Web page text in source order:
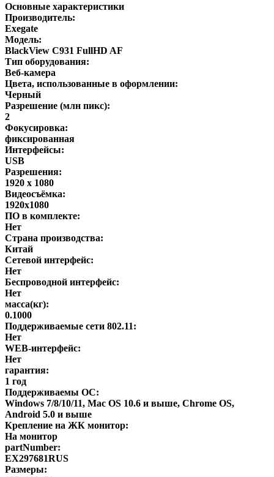
Основные характеристики
Производитель:
Exegate
Модель:
BlackView C931 FullHD AF
Тип оборудования:
Веб-камера
Цвета, использованные в оформлении:
Черный
Разрешение (млн пикс):
2
Фокусировка:
фиксированная
Интерфейсы:
USB
Разрешения:
1920 x 1080
Видеосъёмка:
1920x1080
ПО в комплекте:
Нет
Страна производства:
Китай
Сетевой интерфейс:
Нет
Беспроводной интерфейс:
Нет
масса(кг):
0.1000
Поддерживаемые сети 802.11:
Нет
WEB-интерфейс:
Нет
гарантия:
1 год
Поддерживаемы ОС:
Windows 7/8/10/11, Mac OS 10.6 и выше, Chrome OS,
Android 5.0 и выше
Крепление на ЖК монитор:
На монитор
partNumber:
EX297681RUS
Размеры: